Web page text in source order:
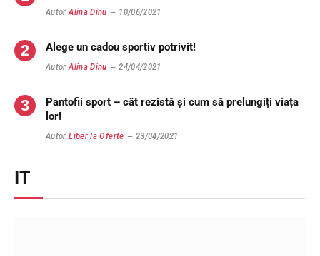
Autor Alina Dinu 10/06/2021
Alege un cadou sportiv potrivit!
Autor Alina Dinu 24/04/2021
Pantofii sport – cât rezistă și cum să prelungiți viața
lor!
Autor Liber la Oferte 23/04/2021
IT